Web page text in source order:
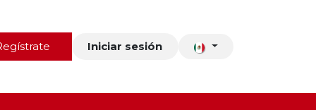
Contacto Iniciar sesión